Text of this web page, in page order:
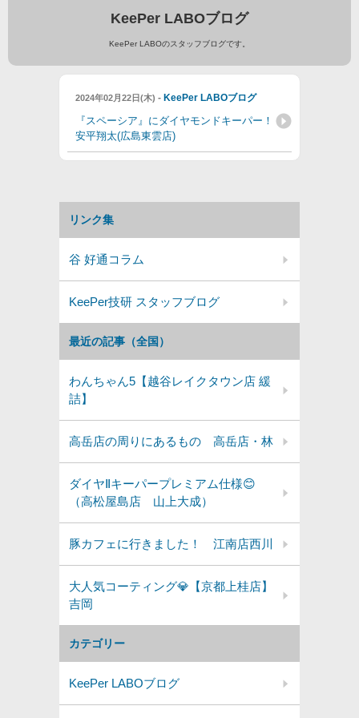
KeePer LABOブログ
KeePer LABOのスタッフブログです。
2024年02月22日(木) - KeePer LABOブログ
『スペーシア』にダイヤモンドキーパー！
安平翔太(広島東雲店)
カテゴリー
KeePer LABOブログ
最近の記事（全国）
わんちゃん5【越谷レイクタウン店 緩
詰】
高岳店の周りにあるもの 高岳店・林
ダイヤⅡキーパープレミアム仕様😊
（高松屋島店 山上大成）
豚カフェに行きました！ 江南店西川
大人気コーティング💎【京都上桂店】
吉岡
リンク集
谷 好通コラム
KeePer技研 スタッフブログ